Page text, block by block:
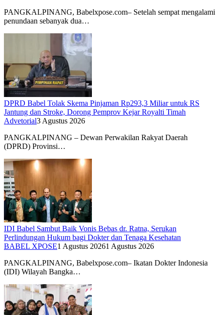
PANGKALPINANG, Babelxpose.com– Setelah sempat mengalami
penundaan sebanyak dua…
DPRD Babel Tolak Skema Pinjaman Rp293,3 Miliar untuk RS
Jantung dan Stroke, Dorong Pemprov Kejar Royalti Timah
Advetorial3 Agustus 2026
PANGKALPINANG – Dewan Perwakilan Rakyat Daerah
(DPRD) Provinsi…
IDI Babel Sambut Baik Vonis Bebas dr. Ratna, Serukan
Perlindungan Hukum bagi Dokter dan Tenaga Kesehatan
BABEL XPOSE1 Agustus 20261 Agustus 2026
PANGKALPINANG, Babelxpose.com– Ikatan Dokter Indonesia
(IDI) Wilayah Bangka…